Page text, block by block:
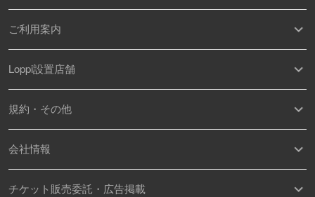
ご利用案内
Loppi設置店舗
規約・その他
会社情報
チケット販売委託・広告掲載